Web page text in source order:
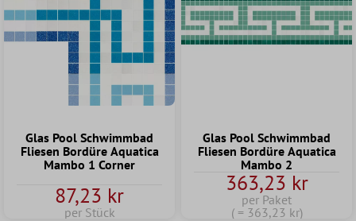
Glas Pool Schwimmbad
Fliesen Bordüre Aquatica
Mambo 1 Corner
87,23 kr
per Stück
Glas Pool Schwimmbad
Fliesen Bordüre Aquatica
Mambo 2
363,23 kr
per Paket
( = 363,23 kr)